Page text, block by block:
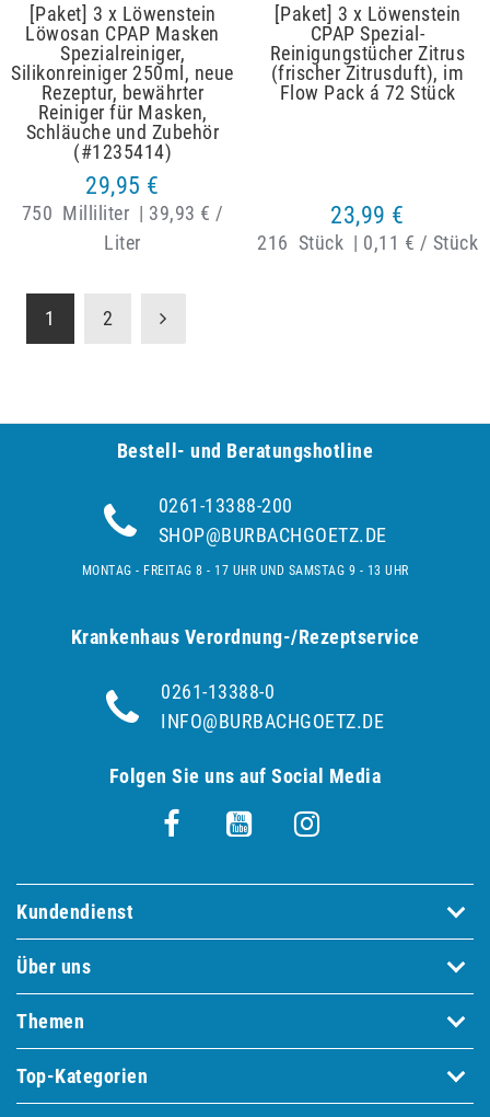
[Paket] 3 x Löwenstein
Löwosan CPAP Masken
Spezialreiniger,
Silikonreiniger 250ml, neue
Rezeptur, bewährter
Reiniger für Masken,
Schläuche und Zubehör
(#1235414)
29,95 €
750 Milliliter | 39,93 € /
Liter
[Paket] 3 x Löwenstein
CPAP Spezial-
Reinigungstücher Zitrus
(frischer Zitrusduft), im
Flow Pack á 72 Stück
23,99 €
216 Stück | 0,11 € / Stück
1 2
Bestell- und Be­ra­tungs­hot­line
0261-13388-200
SHOP@BURBACHGOETZ.DE
MONTAG - FREITAG 8 - 17 UHR UND SAMSTAG 9 - 13 UHR
Krankenhaus Verordnung-/Rezeptservice
0261-13388-0
INFO@BURBACHGOETZ.DE
Folgen Sie uns auf Social Media
Kundendienst
Über uns
Themen
Top-Kategorien